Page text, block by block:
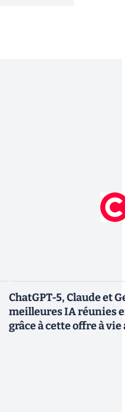
ChatGPT-5, Claude et
meilleures IA réunies
grâce à cette offre à vie